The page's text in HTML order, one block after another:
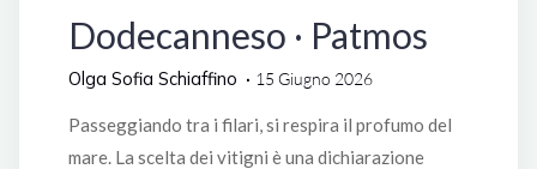
Dodecanneso · Patmos
Olga Sofia Schiaffino 15 Giugno 2026
Passeggiando tra i filari, si respira il profumo del
mare. La scelta dei vitigni è una dichiarazione